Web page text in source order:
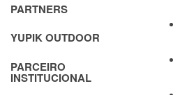
PARTNERS
YUPIK OUTDOOR
PARCEIRO
INSTITUCIONAL